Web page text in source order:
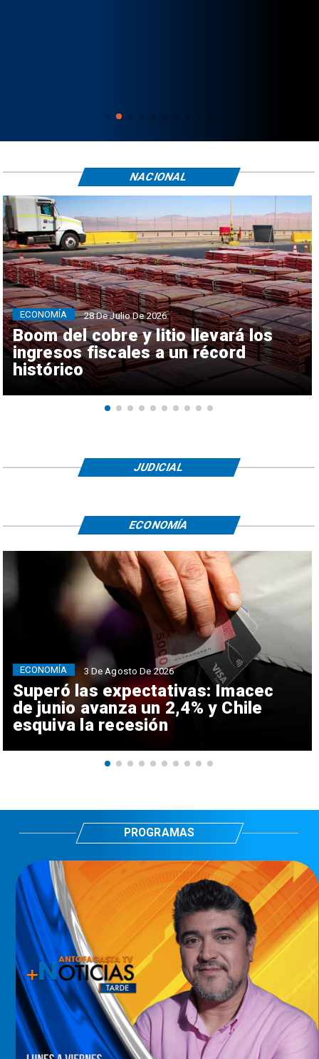
Boom del cobre y litio llevará los
ingresos fiscales a un récord
histórico
ECONOMÍA 28 De Julio De 2026
NACIONAL
JUDICIAL
Superó las expectativas: Imacec
de junio avanza un 2,4% y Chile
esquiva la recesión
ECONOMÍA 3 De Agosto De 2026
ECONOMÍA
PROGRAMAS